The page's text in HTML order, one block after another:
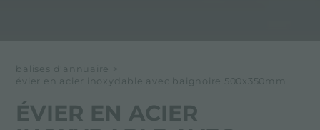
balises d'annuaire
>
évier en acier inoxydable avec baignoire 500x350mm
ÉVIER EN ACIER